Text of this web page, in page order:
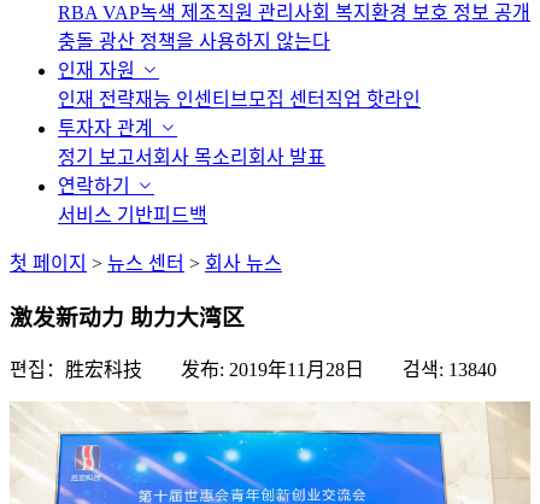
RBA VAP녹색 제조직원 관리 사회 복지 환경 보호 정보 공개
충돌 광산 정책을 사용하지 않는다
인재 자원
인재 전략재능 인센티브 모집 센터 직업 핫라인
투자자 관계
정기 보고서 회사 목소리 회사 발표
연락하기
서비스 기반피드백
첫 페이지 > 뉴스 센터 > 회사 뉴스
激发新动力 助力大湾区
편집：胜宏科技 发布: 2019年11月28日 검색: 13840